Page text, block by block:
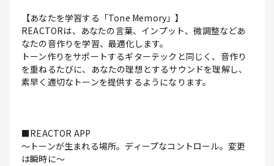
【あなたを学習する「Tone Memory」】
REACTORは、あなたの言葉、インプット、微調整などあ
なたの音作りを学習、最適化します。
トーン作りをサポートするギターテックと同じく、音作り
を重ねるたびに、あなたの理想とするサウンドを理解し、
素早く適切なトーンを提供するようになります。
■REACTOR APP
～トーンが生まれる場所。ディープなコントロール。変更
は瞬時に～